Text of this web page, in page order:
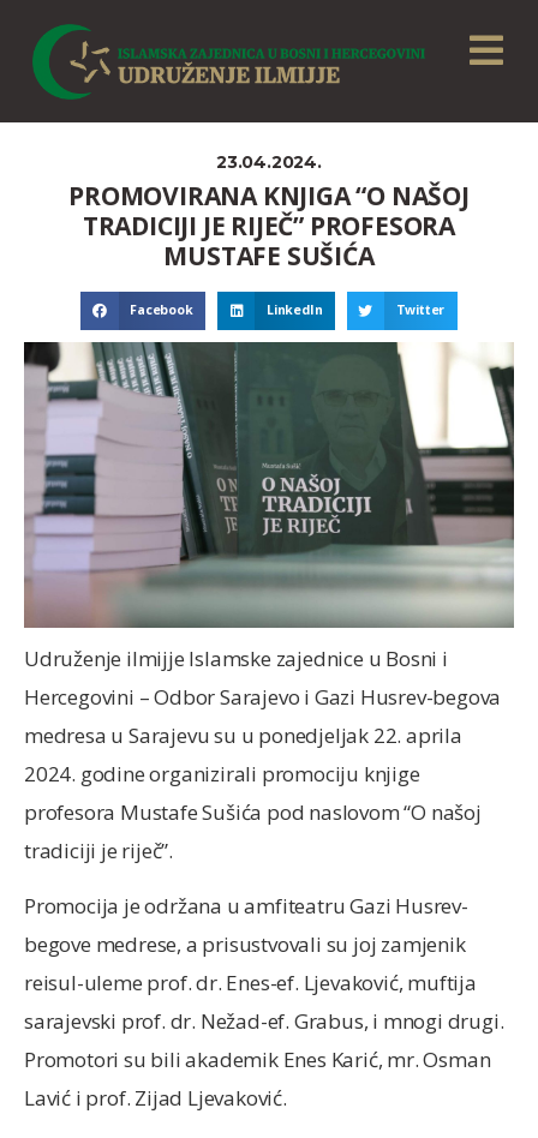
23.04.2024.
PROMOVIRANA KNJIGA “O NAŠOJ
TRADICIJI JE RIJEČ” PROFESORA
MUSTAFE SUŠIĆA
Facebook LinkedIn Twitter
Udruženje ilmijje Islamske zajednice u Bosni i
Hercegovini – Odbor Sarajevo i Gazi Husrev-begova
medresa u Sarajevu su u ponedjeljak 22. aprila
2024. godine organizirali promociju knjige
profesora Mustafe Sušića pod naslovom “O našoj
tradiciji je riječ”.
Promocija je održana u amfiteatru Gazi Husrev-
begove medrese, a prisustvovali su joj zamjenik
reisul-uleme prof. dr. Enes-ef. Ljevaković, muftija
sarajevski prof. dr. Nežad-ef. Grabus, i mnogi drugi.
Promotori su bili akademik Enes Karić, mr. Osman
Lavić i prof. Zijad Ljevaković.